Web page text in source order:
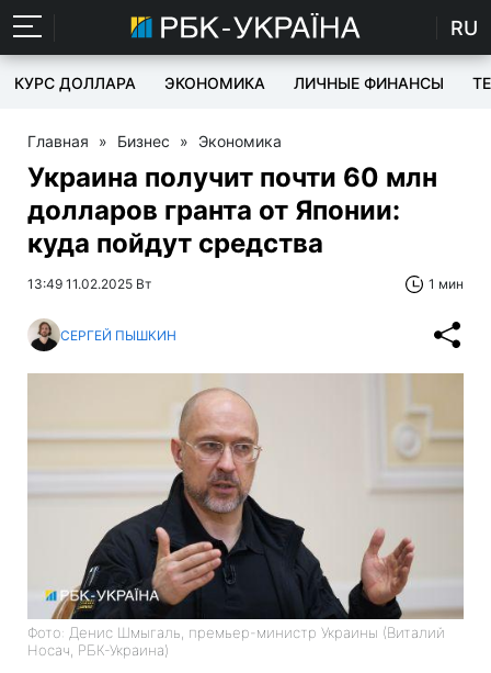
RU
КУРС ДОЛЛАРА ЭКОНОМИКА ЛИЧНЫЕ ФИНАНСЫ
Главная » Бизнес » Экономика
Украина получит почти 60 млн
долларов гранта от Японии:
куда пойдут средства
13:49 11.02.2025 Вт 1 мин
СЕРГЕЙ ПЫШКИН
Фото: Денис Шмыгаль, премьер-министр Украины (Виталий
Носач, РБК-Украина)